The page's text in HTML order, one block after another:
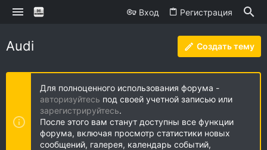
Вход Регистрация
Audi Создать тему
Для полноценного использования форума -
авторизуйтесь под своей учетной записью или
зарегистрируйтесь.
После этого вам станут доступны все функции
форума, включая просмотр статистики новых
сообщений, галерея, календарь событий,